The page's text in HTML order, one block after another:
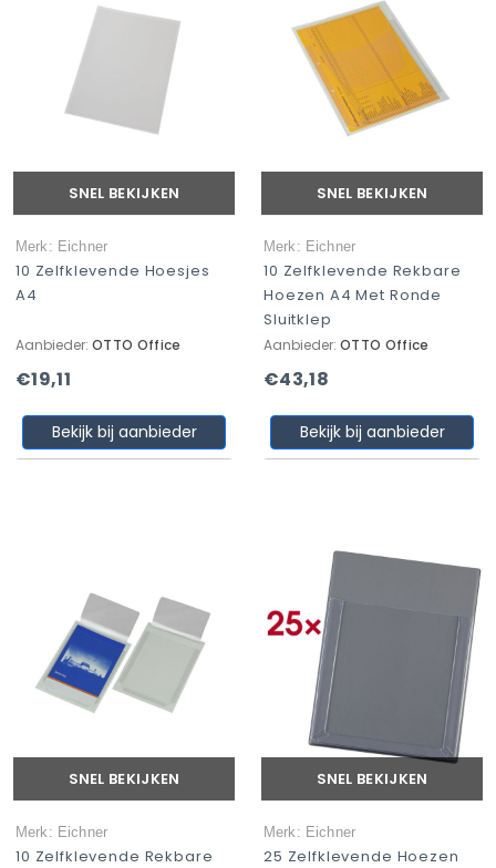
SNEL BEKIJKEN
Merk: Eichner
10 Zelfklevende Hoesjes
A4
Aanbieder: OTTO Office
€19,11
Bekijk bij aanbieder
SNEL BEKIJKEN
Merk: Eichner
10 Zelfklevende Rekbare
Hoezen A4 Met Ronde
Sluitklep
Aanbieder: OTTO Office
€43,18
Bekijk bij aanbieder
SNEL BEKIJKEN
Merk: Eichner
10 Zelfklevende Rekbare
SNEL BEKIJKEN
Merk: Eichner
25 Zelfklevende Hoezen